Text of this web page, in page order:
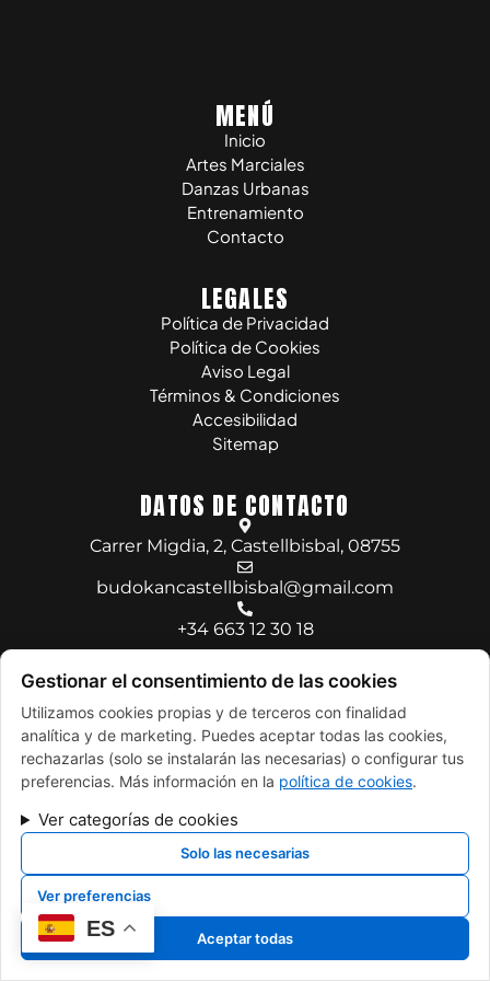
MENÚ
Inicio
Artes Marciales
Danzas Urbanas
Entrenamiento
Contacto
LEGALES
Política de Privacidad
Política de Cookies
Aviso Legal
Términos & Condiciones
Accesibilidad
Sitemap
DATOS DE CONTACTO
Carrer Migdia, 2, Castellbisbal, 08755
budokancastellbisbal@gmail.com
+34 663 12 30 18
FINANCIADO POR LA UNIÓN EUROPEA CON EL PROGRAMA
KIT DIGITAL POR LOS FONDOS NEXT GENERATION (EU) DEL
MECANISMO DE RECUPERACIÓN Y RESILENCIA
© Copyright 2025. Desarrollado por
Gestionar el consentimiento de las cookies
Utilizamos cookies propias y de terceros con finalidad
analítica y de marketing. Puedes aceptar todas las cookies,
rechazarlas (solo se instalarán las necesarias) o configurar tus
preferencias. Más información en la política de cookies.
Ver categorías de cookies
Solo las necesarias
Ver preferencias
Aceptar todas
ES